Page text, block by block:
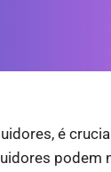
é
podem